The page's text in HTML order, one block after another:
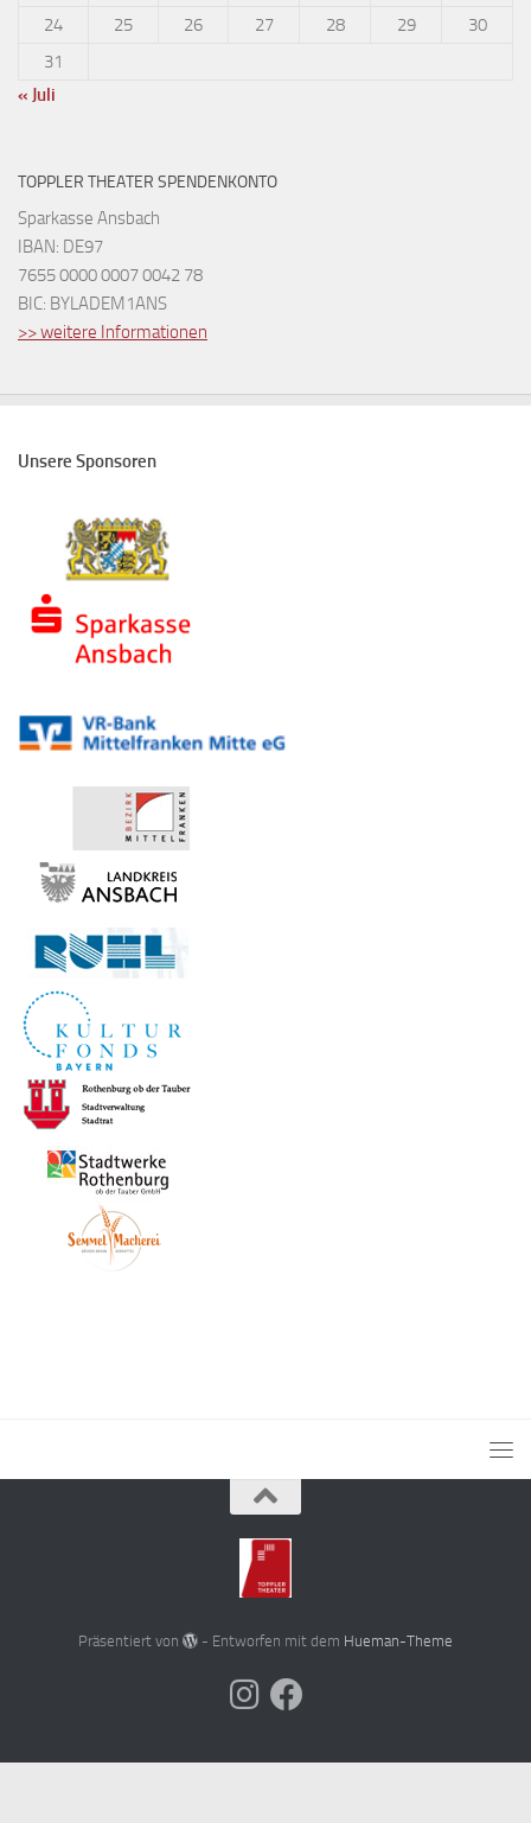
24
25 26 27 28 29
30
31
« Juli
TOPPLER THEATER SPENDENKONTO
Sparkasse Ansbach
IBAN: DE97
7655 0000 0007 0042 78
BIC: BYLADEM1ANS
>> weitere Informationen
Unsere Sponsoren
Präsentiert von - Entworfen mit dem Hueman-Theme